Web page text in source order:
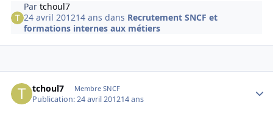
Partchoul7
24 avril 201214 ans dans Recrutement SNCF et
formations internes aux métiers
tchoul7 Membre SNCF
Publication:24 avril 201214 ans